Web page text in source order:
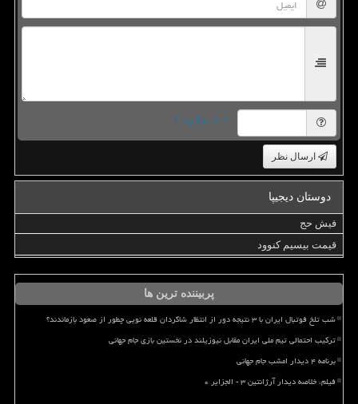
= ۵ بعلاوه ۲
ارسال نظر
دوستان دیجیپا
فیش حج
قیمت بیسیم کنوود
پربیننده ترین ها
شب تلخ فوتبال ایران با ۳ نتیجه دور از انتظار شاگردان قلعه نویی چطور از صعود بازماندند؟
ترکیب احتمالی تیم ملی ایران مقابل نیوزیلند در نخستین بازی جام جهانی
برنامه ۴ دیدار امشب جام جهانی
فیلم، خلاصه دیدار آرژانتین ۳ - الجزایر ۰